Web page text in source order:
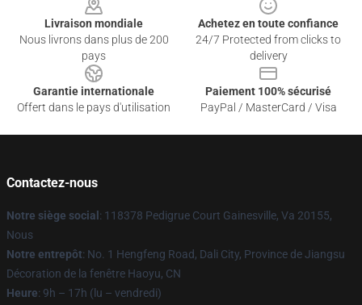
Livraison mondiale
Nous livrons dans plus de 200
pays
Achetez en toute confiance
24/7 Protected from clicks to
delivery
Garantie internationale
Offert dans le pays d'utilisation
Paiement 100% sécurisé
PayPal / MasterCard / Visa
Contactez-nous
Notre siège social : 118378 Pedigrue Court Gainesville, Va 20155,
Nous
Notre entrepôt: No. 1 Hengfeng Road, Dali City, Province de Jiangsu
Décoration de la fenêtre Haoyu, CN
Heure: 9h – 17h (lu – vendredi)